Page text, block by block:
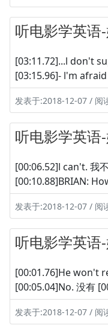
听电影学英语
[03:11.72]...l don't
[03:15.96]- l'm
发表于:2018-12-07 / 阅
听电影学英语
[00:06.52]l can't. 我
[00:10.88]BRIAN:
发表于:2018-12-07 / 阅
听电影学英语
[00:01.76]He won't
[00:05.04]No. 没有
发表于:2018-12-07 / 阅